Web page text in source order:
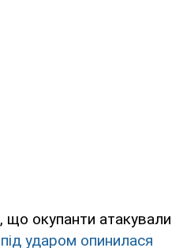
що окупанти атакували
під ударом опинилася